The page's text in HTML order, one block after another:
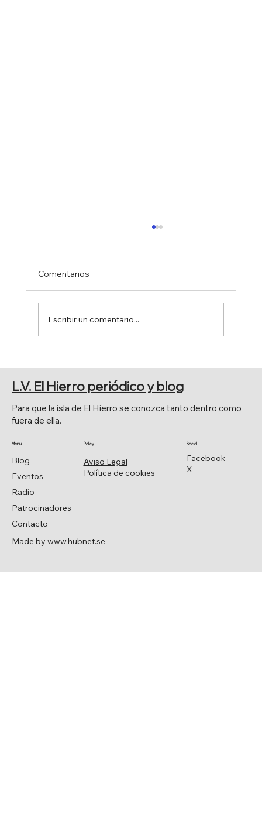
ARMAS.
Comentarios
Escribir un comentario...
Facebook
X
Social
Aviso Legal
Política de cookies
Policy
Blog
Eventos
Radio
Patrocinadores
Contacto
Menu
Para que la isla de El Hierro se conozca tanto dentro como
fuera de ella.
L.V. El Hierro periódico y blog
Made by www.hubnet.se